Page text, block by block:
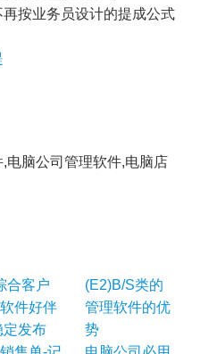
按业务员设计的提成公式
电脑公司管理软件,电脑店
合客户
件好伴
定发布
(E2)B/S类的
管理软件的优
势